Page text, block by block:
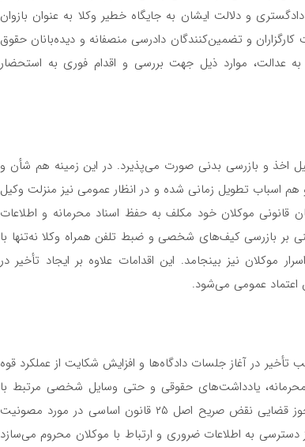
و دلالت ایشان به جایگاه خطیر وکلا به عنوان بازوان
و تضمین‌کنندگان دادرسی منصفانه و دیده‌بانان حقوق
عدالت، موارد ذیل جهت بررسی و اقدام فوری به استحضار
اخذ و بازرسی بدنی صورت می‌پذیرد. در این زمینه هم شأن و
و هم اسباب تطویل زمانی شده و در انظار عمومی نیز منزلت وکیل
قانونی موکلان خود مکلف به حفظ اسناد محرمانه و اطلاعات
بر بازرسی کیف‌های شخصی و ضبط تلفن همراه وکلا نه‌تنها با
موکلان نیز بینجامد. این اقدامات علاوه بر ایجاد تأخیر در
اعتماد عمومی می‌شود.
در آغاز جلسات دادگاه‌ها و افزایش شکایت از عملکرد قوه
یادداشت‌های حقوقی و حتی وسایل شخصی مرتبط با
پرونده‌ها را همراه دارند. بازرسی فیزیکی کیف‌ها بدون مجوز قضایی نقض صریح اصل ۲۵ قانون اساسی در مورد مصونیت
به اطلاعات ضروری و ارتباط با موکلان محروم می‌سازد